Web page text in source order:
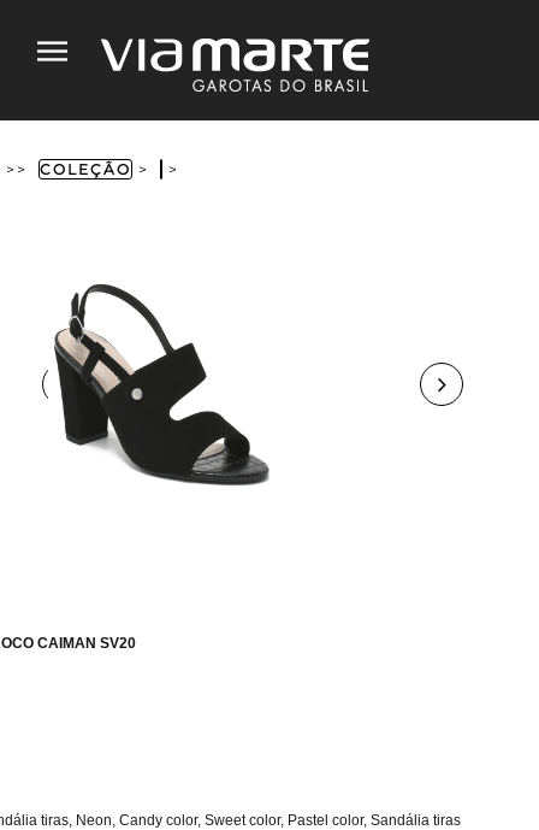
>> COLEÇÃO > >
CAIMAN SV20
tiras, Neon, Candy color, Sweet color, Pastel color, Sandália tiras